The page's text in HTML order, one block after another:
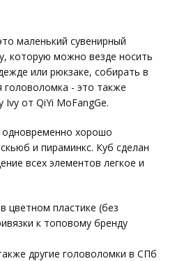
маленький сувенирный
которую можно везде носить
или рюкзаке, собирать в
- это также
Ivy от QiYi MoFangGe.
хорошо
и пираминкс. Куб сделан
всех элементов легкое и
цветном пластике (без
к топовому бренду
другие головоломки в СПб